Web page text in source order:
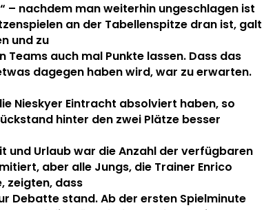
– nachdem man weiterhin ungeschlagen ist
an der Tabellenspitze dran ist, galt
und zu
auch mal Punkte lassen. Dass das
dagegen haben wird, war zu erwarten.
Nieskyer Eintracht absolviert haben, so
hinter den zwei Plätze besser
und Urlaub war die Anzahl der verfügbaren
aber alle Jungs, die Trainer Enrico
zeigten, dass
Debatte stand.Ab der ersten Spielminute